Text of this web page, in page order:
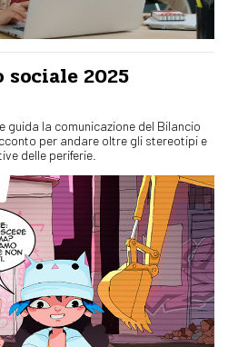
2025
guida la comunicazione del Bilancio
per andare oltre gli stereotipi e
delle periferie.